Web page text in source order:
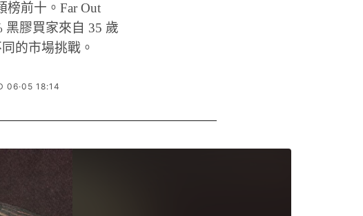
榜前十。Far Out
黑膠買家來自 35 歲
的市場挑戰。
06·05 18:14